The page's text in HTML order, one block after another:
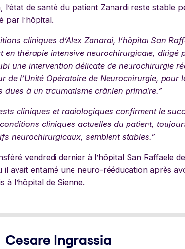
l’état de santé du patient Zanardi reste stable
par l’hôpital.
cliniques d’Alex Zanardi, l’hôpital San
en thérapie intensive neurochirurgicale, dirigé
une intervention délicate de neurochirurgie
de l’Unité Opératoire de Neurochirurgie, pour
dues à un traumatisme crânien primaire.”
cliniques et radiologiques confirment le
cliniques actuelles du patient,
neurochirurgicaux, semblent stables.”
vendredi dernier à l’hôpital San Raffaele
il avait entamé une neuro-rééducation après
à l’hôpital de Sienne.
Cesare Ingrassia